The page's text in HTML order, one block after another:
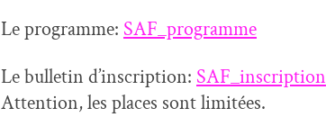
Le programme: SAF_programme
Le bulletin d’inscription: SAF_inscription
Attention, les places sont limitées.